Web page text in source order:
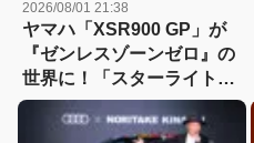
2026/08/01 21:38
ヤマハ「XSR900 GP」が
『ゼンレスゾーンゼロ』の
世界に！「スターライト・
ビリー」仕様の実車を秋葉
原で公開中！